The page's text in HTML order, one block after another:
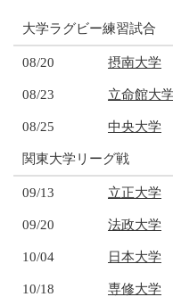
大学ラグビー練習試合
08/20 摂南大学
08/23 立命館大
08/25 中央大学
関東大学リーグ戦
09/13 立正大学
09/20 法政大学
10/04 日本大学
10/18 専修大学